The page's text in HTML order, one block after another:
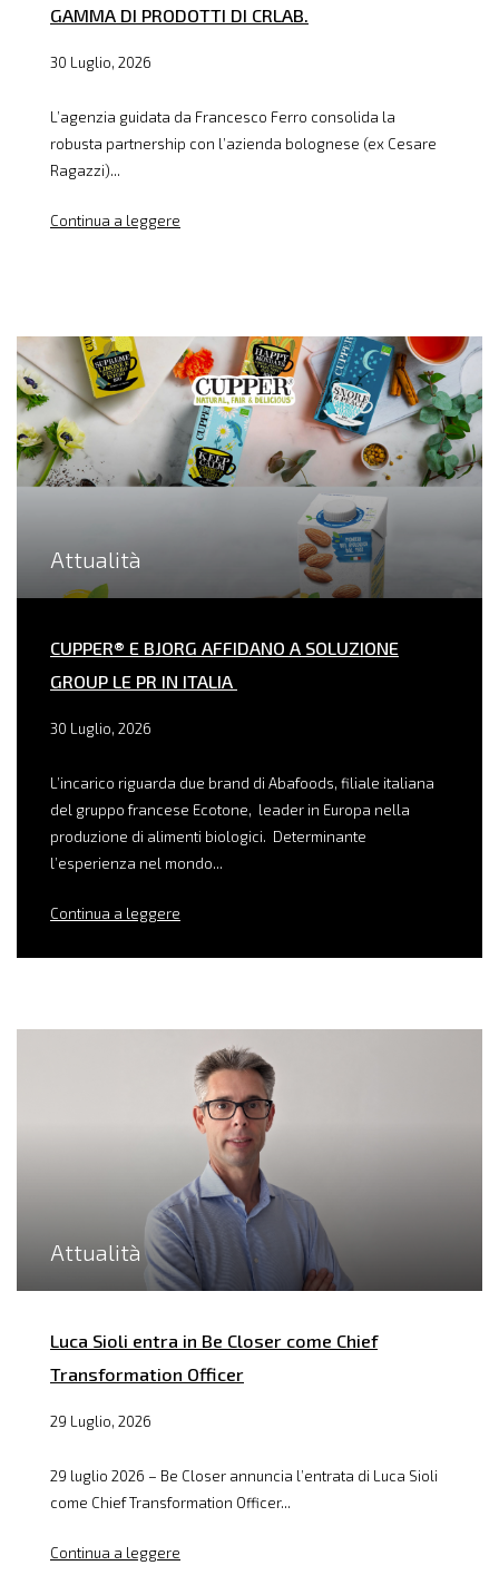
GAMMA DI PRODOTTI DI CRLAB.
30 Luglio, 2026
L’agenzia guidata da Francesco Ferro consolida la
robusta partnership con l’azienda bolognese (ex Cesare
Ragazzi)...
Continua a leggere
Attualità
CUPPER® E BJORG AFFIDANO A SOLUZIONE
GROUP LE PR IN ITALIA
30 Luglio, 2026
L’incarico riguarda due brand di Abafoods, filiale italiana
del gruppo francese Ecotone, leader in Europa nella
produzione di alimenti biologici. Determinante
l’esperienza nel mondo...
Continua a leggere
Attualità
Luca Sioli entra in Be Closer come Chief
Transformation Officer
29 Luglio, 2026
29 luglio 2026 – Be Closer annuncia l’entrata di Luca Sioli
come Chief Transformation Officer...
Continua a leggere